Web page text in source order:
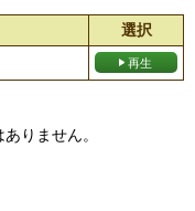
選択
りません。